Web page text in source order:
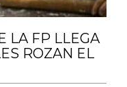
LA FP LLEGA
ROZAN EL